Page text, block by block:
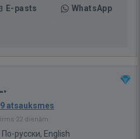
E-pasts WhatsApp
atsauksmes
22 dienām
По-русски, English